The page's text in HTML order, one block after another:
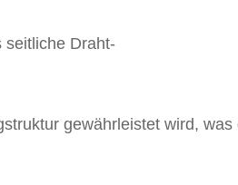
seitliche Draht-
gewährleistet wird, was